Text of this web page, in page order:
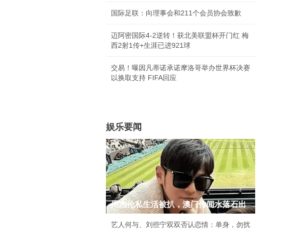
国际足联：向理事会和211个会员协会致歉
迈阿密国际4-2逆转！获北美联盟杯开门红 梅
西2射1传+生涯已进921球
交易！曝因凡蒂诺承诺摩洛哥举办世界杯决赛
以换取支持 FIFA回应
娱乐要闻
周杰伦私生活被扒，澳门传闻水落石出
艺人何与、刘些宁双双否认恋情：单身，勿扰